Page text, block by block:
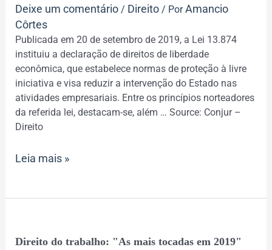
Deixe um comentário / Direito/ PorAmancio
Côrtes
Publicada em 20 de setembro de 2019, a Lei 13.874
instituiu a declaração de direitos de liberdade
econômica, que estabelece normas de proteção à livre
iniciativa e visa reduzir a intervenção do Estado nas
atividades empresariais. Entre os princípios norteadores
da referida lei, destacam-se, além … Source: Conjur –
Direito
protege
interesses
de
contratantes
Leia mais »
Direito do trabalho: "As mais tocadas em 2019"
Direito